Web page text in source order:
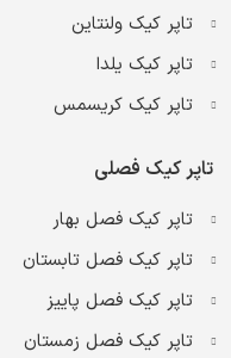
تاپر کیک ولنتاین
تاپر کیک یلدا
تاپر کیک کریسمس
تاپر کیک فصلی
تاپر کیک فصل بهار
تاپر کیک فصل تابستان
تاپر کیک فصل پاییز
تاپر کیک فصل زمستان